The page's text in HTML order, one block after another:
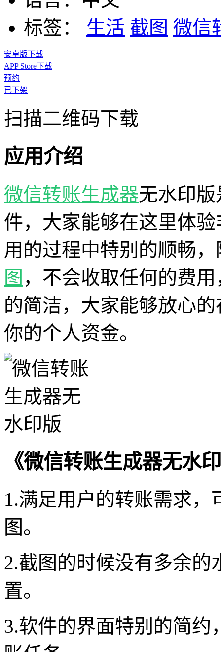
标签：
生活 截图 微信
安卓版下载
APP Store下载
预约
已下架
扫描二维码下载
应用介绍
微信转账生成器无水印
件，大家能够在这里体
用的过程中特别的顺畅
图 ，不会收取任何的费
的简洁，大家能够放心
你的个人资金。
《微信转账生成器无水
1.满足用户的转账需求
图。
2.截图的时候没有多余的
置。
3.软件的界面特别的简